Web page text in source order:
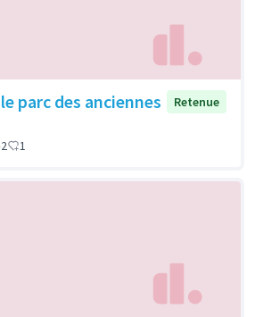
parc des anciennes
Retenue
2 1